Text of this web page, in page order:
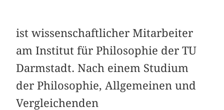
ist wissenschaftlicher Mitarbeiter
am Institut für Philosophie der TU
Darmstadt. Nach einem Studium
der Philosophie, Allgemeinen und
Vergleichenden